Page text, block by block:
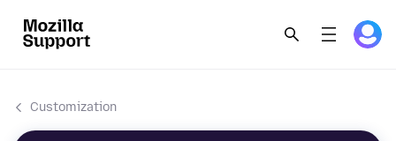
Customization